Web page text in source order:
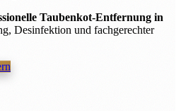
Taubenkot-Entfernung in
Desinfektion und fachgerechter